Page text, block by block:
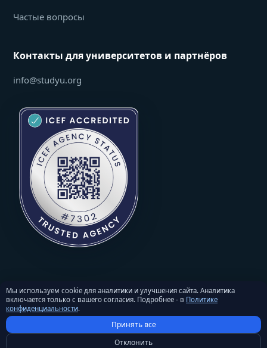
Частые вопросы
Контакты для университетов и партнёров
info@studyu.org
© 2026 StudyU. Все права защищены. Перепечатка материалов -
только с письменного разрешения и активной ссылкой на
Политика конфиденциальности · Условия и положения ·
Мы используем cookie для аналитики и улучшения сайта. Аналитика
включается только с вашего согласия. Подробнее - в Политике
конфиденциальности.
Принять все
Отклонить